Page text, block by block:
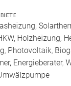
Holzheizung,
Photovoltaik,
Energieberater,